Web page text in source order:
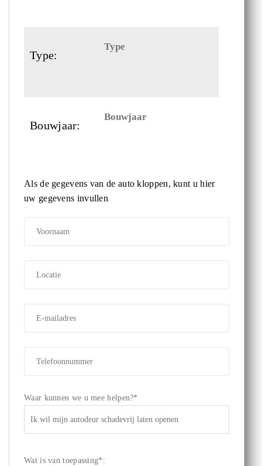
Type:
Bouwjaar:
Als de gegevens van de auto kloppen, kunt u hier
uw gegevens invullen
Waar kunnen we u mee helpen?*
Wat is van toepassing*: